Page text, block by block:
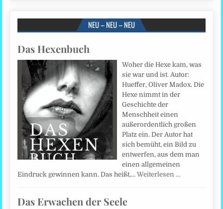
NEU – NEU – NEU
Das Hexenbuch
Woher die Hexe kam, was
sie war und ist. Autor:
Hueffer, Oliver Madox. Die
Hexe nimmt in der
Geschichte der
Menschheit einen
außerordentlich großen
Platz ein. Der Autor hat
sich bemüht, ein Bild zu
entwerfen, aus dem man
einen allgemeinen
Eindruck gewinnen kann. Das heißt,…Weiterlesen …
Das Erwachen der Seele